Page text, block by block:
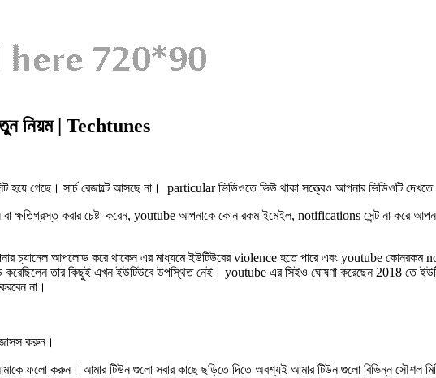
নিয়ম | Techtunes
গেছে। সার্চ রেজাল্টে আসছে না। particular ভিডিওতে ভিউ থাকা সত্ত্বেও আপনার ভিডিওটি দেখতে
বা ক্ষতিগ্রস্ত করার চেষ্টা করেন, youtube আপনাকে কোন রকম ইমেইল, notifications সেন্ট না করে
চ্যানেল আপলোড করে থাকেন এর মাধ্যমে ইউটিউবের violence হতে পারে এবং youtube কোনরকম
তার কিছুই এখন ইউটিউবে উপস্থিত নেই। youtube এর সিইও ঘোষণা করেছেন 2018 তে
না।
করুন।
ফলো করুন। আমার টিউন গুলো সবার কাছে ছড়িতে দিতে অবশ্যই আমার টিউন গুলো বিভিন্ন সৌশল